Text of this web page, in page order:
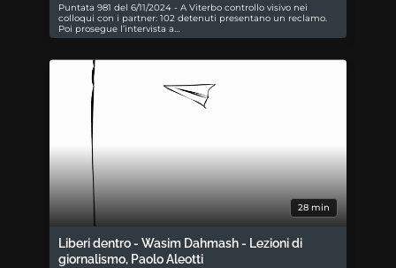
Puntata 981 del 6/11/2024 - A Viterbo controllo visivo nei
colloqui con i partner: 102 detenuti presentano un reclamo.
Poi prosegue l’intervista a…
28 min
Liberi dentro - Wasim Dahmash - Lezioni di
giornalismo, Paolo Aleotti